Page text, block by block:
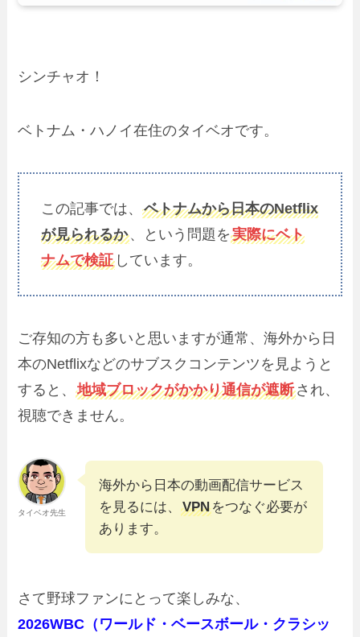
シンチャオ！
ベトナム・ハノイ在住のタイベオです。
この記事では、ベトナムから日本のNetflix
が見られるか、という問題を実際にベト
ナムで検証 しています。
ご存知の方も多いと思いますが通常、海外から日
本のNetflixなどのサブスクコンテンツを見ようと
すると、地域ブロックがかかり通信が遮断され、
視聴できません。
タイベオ先生
海外から日本の動画配信サービス
を見るには、VPNをつなぐ必要が
あります。
さて野球ファンにとって楽しみな、
2026WBC（ワールド・ベースボール・クラシッ